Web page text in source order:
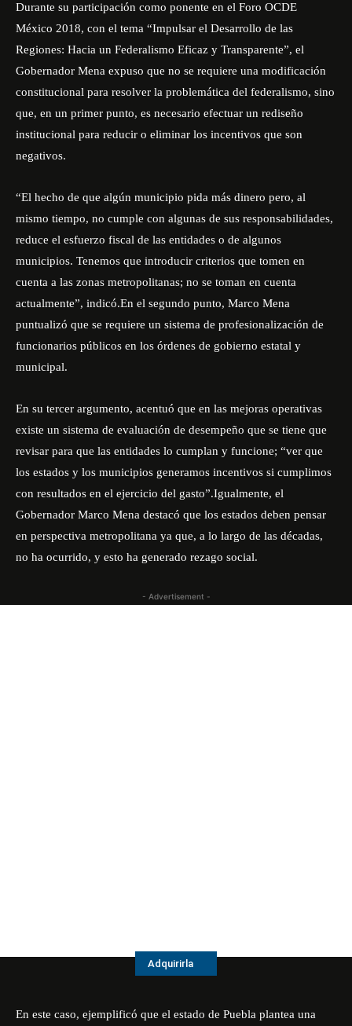
Durante su participación como ponente en el Foro OCDE
México 2018, con el tema “Impulsar el Desarrollo de las
Regiones: Hacia un Federalismo Eficaz y Transparente”, el
Gobernador Mena expuso que no se requiere una modificación
constitucional para resolver la problemática del federalismo, sino
que, en un primer punto, es necesario efectuar un rediseño
institucional para reducir o eliminar los incentivos que son
negativos.
“El hecho de que algún municipio pida más dinero pero, al
mismo tiempo, no cumple con algunas de sus responsabilidades,
reduce el esfuerzo fiscal de las entidades o de algunos
municipios. Tenemos que introducir criterios que tomen en
cuenta a las zonas metropolitanas; no se toman en cuenta
actualmente”, indicó.En el segundo punto, Marco Mena
puntualizó que se requiere un sistema de profesionalización de
funcionarios públicos en los órdenes de gobierno estatal y
municipal.
En su tercer argumento, acentuó que en las mejoras operativas
existe un sistema de evaluación de desempeño que se tiene que
revisar para que las entidades lo cumplan y funcione; “ver que
los estados y los municipios generamos incentivos si cumplimos
con resultados en el ejercicio del gasto”.Igualmente, el
Gobernador Marco Mena destacó que los estados deben pensar
en perspectiva metropolitana ya que, a lo largo de las décadas,
no ha ocurrido, y esto ha generado rezago social.
- Advertisement -
Adquirirla
En este caso, ejemplificó que el estado de Puebla plantea una